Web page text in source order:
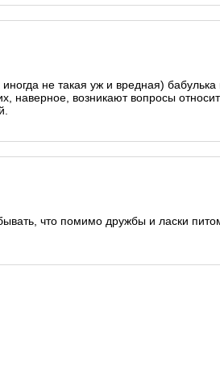
не такая уж и вредная) бабулька
наверное, возникают вопросы
что помимо дружбы и ласки